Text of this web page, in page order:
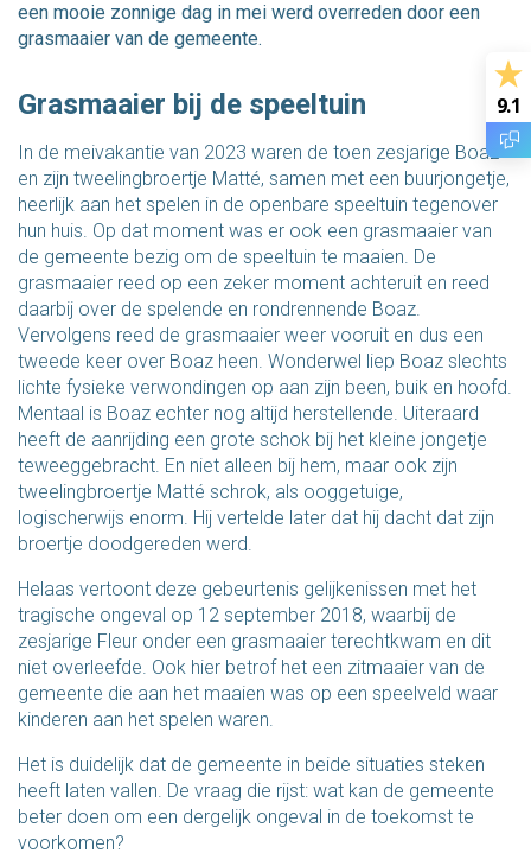
een mooie zonnige dag in mei werd overreden door een
grasmaaier van de gemeente.
Grasmaaier bij de speeltuin
In de meivakantie van 2023 waren de toen zesjarige Boaz
en zijn tweelingbroertje Matté, samen met een buurjongetje,
heerlijk aan het spelen in de openbare speeltuin tegenover
hun huis. Op dat moment was er ook een grasmaaier van
de gemeente bezig om de speeltuin te maaien. De
grasmaaier reed op een zeker moment achteruit en reed
daarbij over de spelende en rondrennende Boaz.
Vervolgens reed de grasmaaier weer vooruit en dus een
tweede keer over Boaz heen. Wonderwel liep Boaz slechts
lichte fysieke verwondingen op aan zijn been, buik en hoofd.
Mentaal is Boaz echter nog altijd herstellende. Uiteraard
heeft de aanrijding een grote schok bij het kleine jongetje
teweeggebracht. En niet alleen bij hem, maar ook zijn
tweelingbroertje Matté schrok, als ooggetuige,
logischerwijs enorm. Hij vertelde later dat hij dacht dat zijn
broertje doodgereden werd.
Helaas vertoont deze gebeurtenis gelijkenissen met het
tragische ongeval op 12 september 2018, waarbij de
zesjarige Fleur onder een grasmaaier terechtkwam en dit
niet overleefde. Ook hier betrof het een zitmaaier van de
gemeente die aan het maaien was op een speelveld waar
kinderen aan het spelen waren.
Het is duidelijk dat de gemeente in beide situaties steken
heeft laten vallen. De vraag die rijst: wat kan de gemeente
beter doen om een dergelijk ongeval in de toekomst te
voorkomen?
9.1